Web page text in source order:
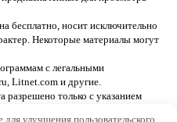
бесплатно, носит исключительно
Некоторые материалы могут
с легальными
Litnet.com и другие.
разрешено только с указанием
улучшения пользовательского